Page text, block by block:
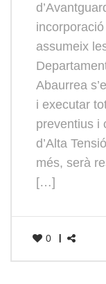
assumeix
Abaurrea
i executar
preventius i
d’Alta
més, serà
[…]
0